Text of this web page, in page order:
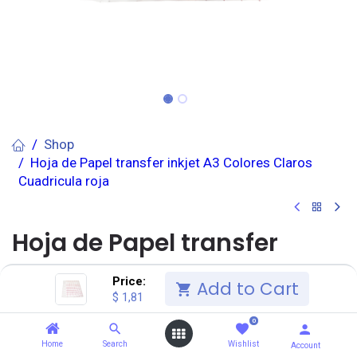
Price:
$ 1,81 Add to Cart
Home Search
0
Wishlist Account
Shop
Hoja de Papel transfer inkjet A3 Colores Claros
Cuadricula roja
Hoja de Papel transfer
inkjet A3 Colores Claros
Cuadricula roja
(0 reseña)